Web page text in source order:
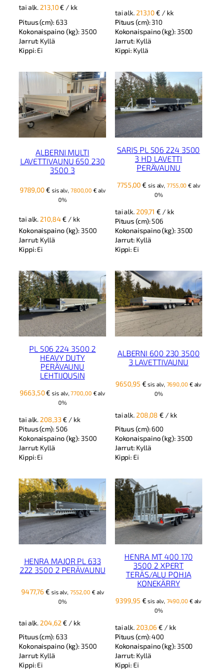
tai alk. 213,10€ / kk
Pituus (cm): 633
Kokonaispaino (kg):3500
Jarrut: Kyllä
Kippi:Ei
11059,06 €.
tai alk.213,10€ / kk
Pituus (cm):310
Kokonaispaino (kg):3500
Jarrut: Kyllä
Kippi: Kyllä
ALBERNI MULTI
LAVETTIVAUNU 650 230
3500 3
9789,00€ sis alv, 7800,00€alv
0%
tai alk. 210,84€ / kk
Kokonaispaino (kg): 3500
Jarrut: Kyllä
Kippi:Ei
SARIS PL 506 224 3500
3 HD LAVETTI
PERÄVAUNU
7755,00€ sis alv,7755,00€ alv
0%
tai alk. 209,71€ / kk
Pituus (cm):506
Kokonaispaino (kg): 3500
Jarrut: Kyllä
Kippi: Ei
PL 506 224 3500 2
HEAVY DUTY
PERÄVAUNU
LEHTIJOUSIN
9663,50€ sis alv,7700,00 €alv
0%
tai alk. 208,33€ / kk
Pituus (cm): 506
Kokonaispaino (kg): 3500
Jarrut: Kyllä
Kippi:Ei
ALBERNI 600 230 3500
3 LAVETTIVAUNU
9650,95 € sis alv, 7690,00 €alv
0%
tai alk. 208,08€ / kk
Pituus (cm):600
Kokonaispaino (kg): 3500
Jarrut: Kyllä
Kippi: Ei
HENRA MAJOR PL 633
222 3500 2 PERÄVAUNU
9477,76€ sis alv, 7552,00€alv
0%
tai alk. 204,62€ / kk
Pituus (cm): 633
Kokonaispaino (kg): 3500
Jarrut: Kyllä
Kippi:Ei
HENRA MT 400 170
3500 2 XPERT
TERÄS/ALU POHJA
KONEKÄRRY
9399,95 € sis alv, 7490,00 €alv
0%
tai alk. 203,06€ / kk
Pituus (cm):400
Kokonaispaino (kg): 3500
Jarrut: Kyllä
Kippi: Ei